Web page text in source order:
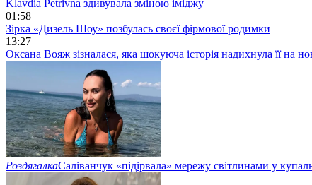
Klavdia Petrivna здивувала зміною іміджу
01:58
Зірка «Дизель Шоу» позбулась своєї фірмової родимки
13:27
Оксана Вояж зізналася, яка шокуюча історія надихнула її на
РоздягалкаСаліванчук «підірвала» мережу світлинами у